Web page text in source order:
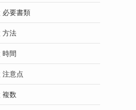
必要書類
方法
時間
注意点
複数